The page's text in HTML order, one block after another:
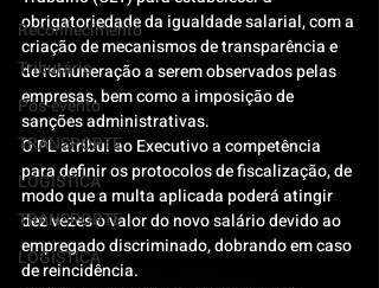
Reconhecimento
Tributário
Pós-evento
TRANSPORTE
LOGISTICA
TRANSPORTE
LOGISTICA
obrigatoriedade da igualdade salarial, com a
criação de mecanismos de transparência e
de remuneração a serem observados pelas
empresas, bem como a imposição de
sanções administrativas.
O PL atribui ao Executivo a competência
para definir os protocolos de fiscalização, de
modo que a multa aplicada poderá atingir
dez vezes o valor do novo salário devido ao
empregado discriminado, dobrando em caso
de reincidência.